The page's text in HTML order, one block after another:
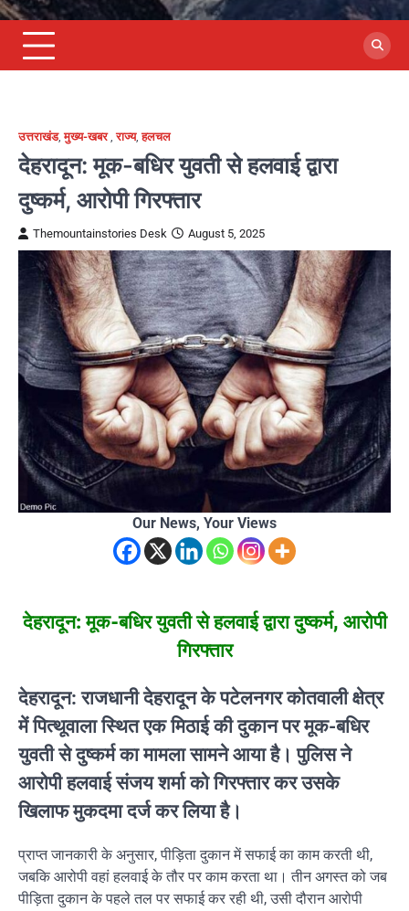
उत्तराखंड,मुख्य-खबर,राज्य,हलचल
देहरादून: मूक-बधिर युवती से हलवाई द्वारा
दुष्कर्म, आरोपी गिरफ्तार
Themountainstories Desk August 5, 2025
Our News, Your Views
देहरादून: मूक-बधिर युवती से हलवाई द्वारा दुष्कर्म, आरोपी
गिरफ्तार
देहरादून: राजधानी देहरादून के पटेलनगर कोतवाली क्षेत्र
में पित्थूवाला स्थित एक मिठाई की दुकान पर मूक-बधिर
युवती से दुष्कर्म का मामला सामने आया है। पुलिस ने
आरोपी हलवाई संजय शर्मा को गिरफ्तार कर उसके
खिलाफ मुकदमा दर्ज कर लिया है।
प्राप्त जानकारी के अनुसार, पीड़िता दुकान में सफाई का काम करती थी,
जबकि आरोपी वहां हलवाई के तौर पर काम करता था। तीन अगस्त को जब
पीड़िता दुकान के पहले तल पर सफाई कर रही थी, उसी दौरान आरोपी